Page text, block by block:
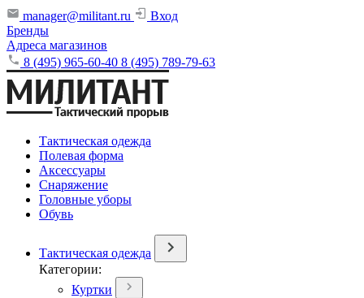
manager@militant.ru
Вход
Бренды
Адреса магазинов
8 (495) 965-60-40 8 (495) 789-79-63
Тактическая одежда
Полевая форма
Аксессуары
Снаряжение
Головные уборы
Обувь
Тактическая одежда
Категории:
Куртки